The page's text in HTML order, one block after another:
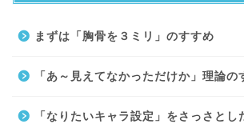
まずは「胸骨を３ミリ」のすすめ
「あ～見えてなかっただけか」理論の
「なりたいキャラ設定」をさっさとし
サイ